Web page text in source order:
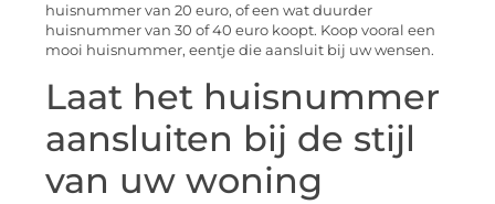
huisnummer van 20 euro, of een wat duurder
huisnummer van 30 of 40 euro koopt. Koop vooral een
mooi huisnummer, eentje die aansluit bij uw wensen.
Laat het huisnummer
aansluiten bij de stijl
van uw woning